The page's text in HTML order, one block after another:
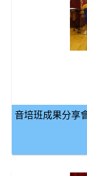
音培班成果分享